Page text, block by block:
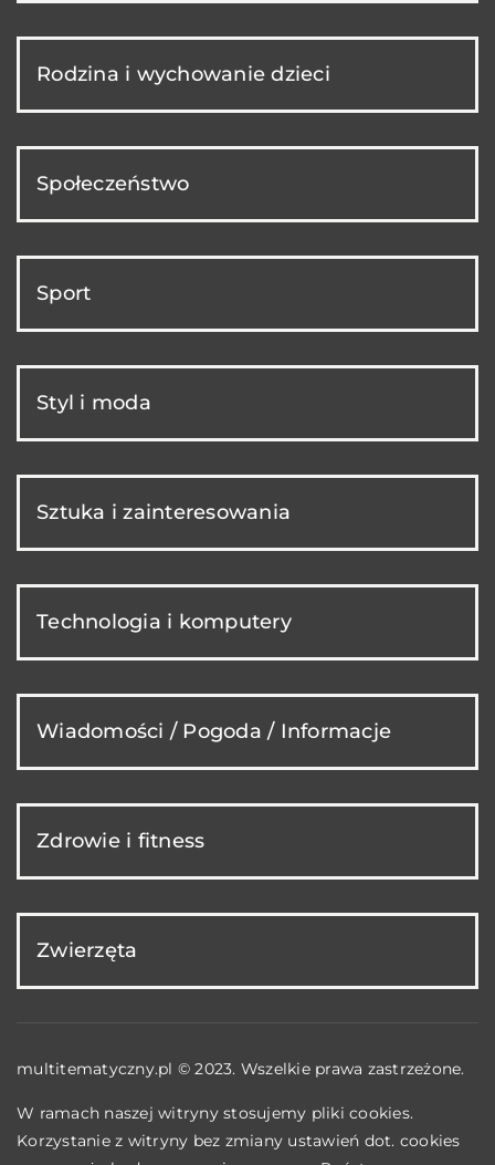
Rodzina i wychowanie dzieci
Społeczeństwo
Sport
Styl i moda
Sztuka i zainteresowania
Technologia i komputery
Wiadomości / Pogoda / Informacje
Zdrowie i fitness
Zwierzęta
multitematyczny.pl © 2023. Wszelkie prawa zastrzeżone.
W ramach naszej witryny stosujemy pliki cookies.
Korzystanie z witryny bez zmiany ustawień dot. cookies